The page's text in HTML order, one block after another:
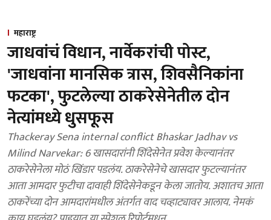
महाराष्ट्र
जाधवांचं विधान, नार्वेकरांची पोस्ट,
'जाधवांना मानसिक त्रास, शिवसैनिकांना
फटका', फुटलेल्या ठाकरेसेनेतील दोन
नेत्यांमध्ये धुसफूस
Thackeray Sena internal conflict Bhaskar Jadhav vs
Milind Narvekar: 6 खासदारांनी शिंदेसेनेत प्रवेश केल्यानंतर
ठाकरेसेनेला मोठं खिंडार पडलंय. ठाकरेसेनेचे खासदार फुटल्यानंतर
आता आमदार फुटीचा दावाही शिंदेसेनेकडून केला जातोय. अशातच आता
ठाकरेंच्या दोन आमदारांमधील अंतर्गत वाद चव्हाट्यावर आलाय. नेमकं